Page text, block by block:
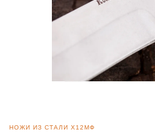
НОЖИ ИЗ СТАЛИ Х12МФ